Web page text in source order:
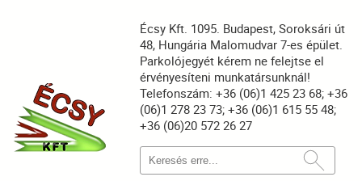
Écsy Kft. 1095. Budapest, Soroksári út
48, Hungária Malomudvar 7-es épület.
Parkolójegyét kérem ne felejtse el
érvényesíteni munkatársunknál!
Telefonszám: +36 (06)1 425 23 68; +36
(06)1 278 23 73; +36 (06)1 615 55 48;
+36 (06)20 572 26 27